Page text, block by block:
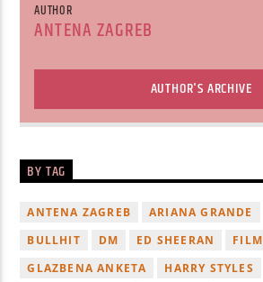
AUTHOR
ANTENA ZAGREB
AUTHOR'S ARCHIVE
BY TAG
ANTENA ZAGREB ARIANA GRANDE
BULLHIT
DM ED SHEERAN
FILM
GLAZBENA ANKETA
HARRY STYLES